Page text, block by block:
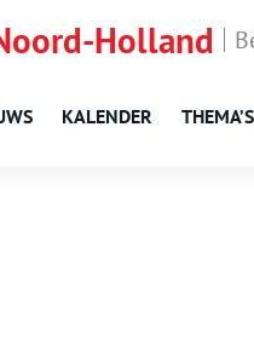
Holland
KALENDER THEMA’S